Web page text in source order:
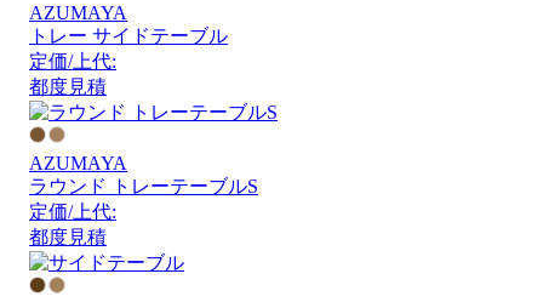
AZUMAYA
トレー サイドテーブル
定価/上代:
都度見積
AZUMAYA
ラウンド トレーテーブルS
定価/上代:
都度見積